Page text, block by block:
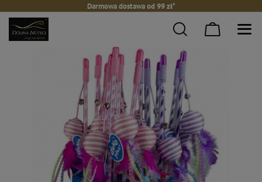
Darmowa dostawa od 99 zł*